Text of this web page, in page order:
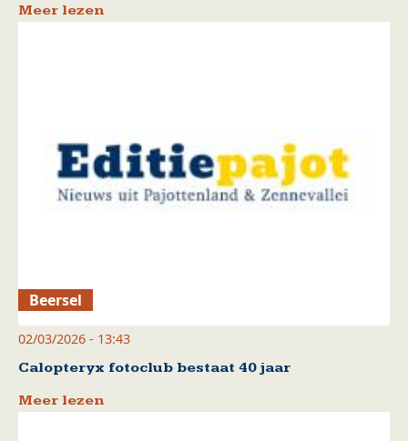
Meer lezen
Beersel
02/03/2026 - 13:43
Calopteryx fotoclub bestaat 40 jaar
Meer lezen